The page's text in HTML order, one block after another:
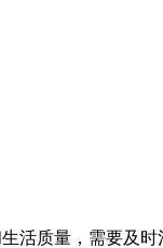
活质量，需要及